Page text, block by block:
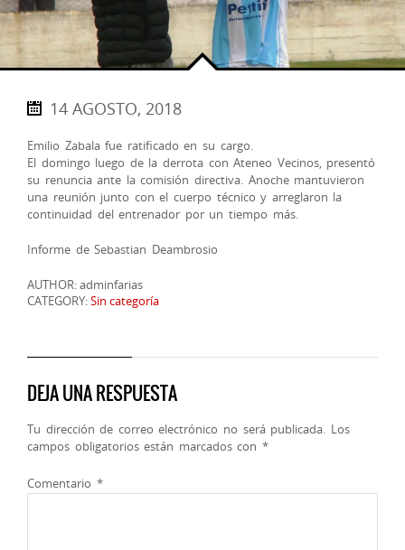
14 AGOSTO, 2018
Emilio Zabala fue ratificado en su cargo.
El domingo luego de la derrota con Ateneo Vecinos, presentó
su renuncia ante la comisión directiva. Anoche mantuvieron
una reunión junto con el cuerpo técnico y arreglaron la
continuidad del entrenador por un tiempo más.
Informe de Sebastian Deambrosio
AUTHOR: adminfarias
CATEGORY:Sin categoría
DEJA UNA RESPUESTA
Tu dirección de correo electrónico no será publicada. Los
campos obligatorios están marcados con *
Comentario *